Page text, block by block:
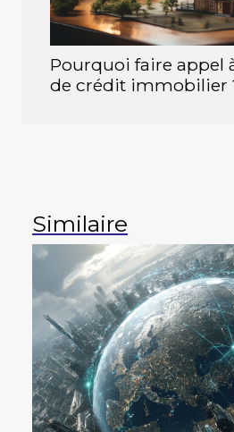
Pourquoi faire appel
de crédit immobilier
Similaire